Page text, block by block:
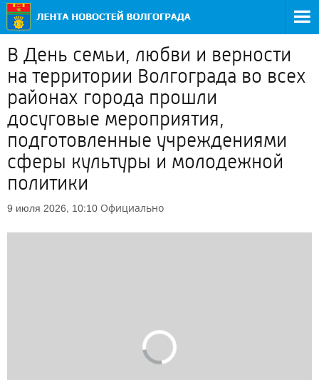
В День семьи, любви и верности
на территории Волгограда во всех
районах города прошли
досуговые мероприятия,
подготовленные учреждениями
сферы культуры и молодежной
политики
9 июля 2026, 10:10 Официально